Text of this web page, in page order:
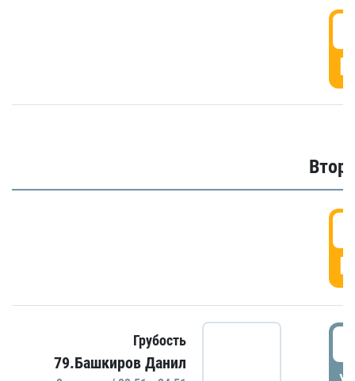
Грубость
79.Башкиров Данил